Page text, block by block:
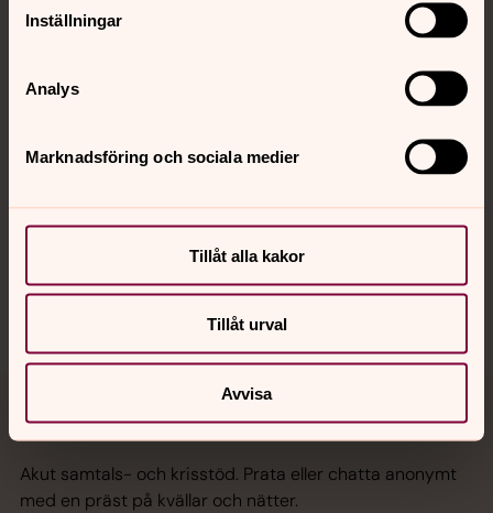
Inställningar
Analys
Marknadsföring och sociala medier
Tillåt alla kakor
Tillåt urval
Avvisa
Kalender
Hitta snabbt
Jourhavande präst
Akut samtals- och krisstöd. Prata eller chatta anonymt
med en präst på kvällar och nätter.